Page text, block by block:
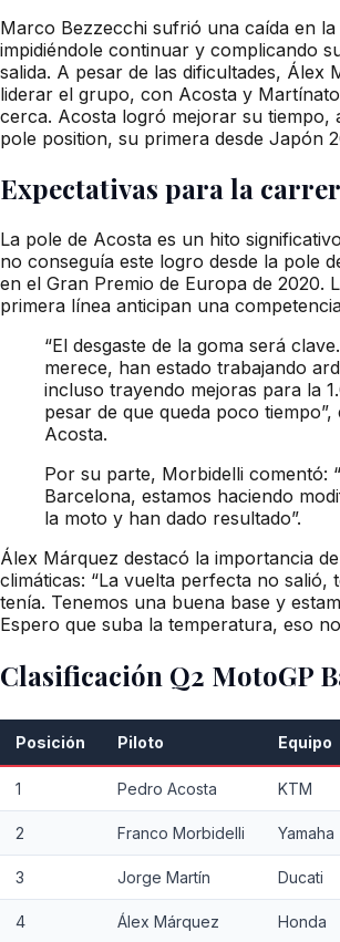
Marco Bezzecchi sufrió una caída en
impidiéndole continuar y complicando
salida. A pesar de las dificultades, Álex
liderar el grupo, con Acosta y
cerca. Acosta logró mejorar su tiempo,
pole position, su primera desde Japón
Expectativas para la
La pole de Acosta es un hito
no conseguía este logro desde la pole
en el Gran Premio de Europa de 2020.
primera línea anticipan una
“El desgaste de la goma será
merece, han estado trabajando
incluso trayendo mejoras para la
pesar de que queda poco tiempo”,
Acosta.
Por su parte, Morbidelli comentó:
Barcelona, estamos haciendo
la moto y han dado resultado”.
Álex Márquez destacó la importancia
climáticas: “La vuelta perfecta no salió,
tenía. Tenemos una buena base y
Espero que suba la temperatura, eso
Clasificación Q2 MotoGP
Posición Piloto Equipo
1 Pedro Acosta KTM
2 Franco Morbidelli Yamaha
3 Jorge Martín Ducati
4 Álex Márquez Honda